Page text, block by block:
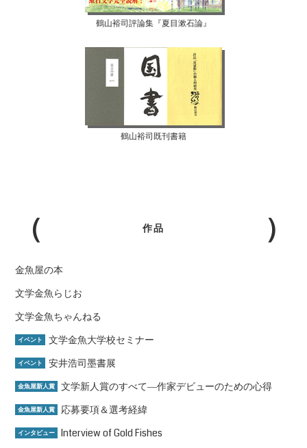
鶴山裕司評論集『夏目漱石論』
鶴山裕司既刊書籍
作品
金魚屋の本
文学金魚らじお
文学金魚ちゃんねる
イベント 文学金魚大学校セミナー
イベント 安井浩司墨書展
金魚屋新人賞 文学新人賞のすべて―作家デビューのための心得
金魚屋新人賞 応募要項＆選考経緯
インタビュー Interview of Gold Fishes